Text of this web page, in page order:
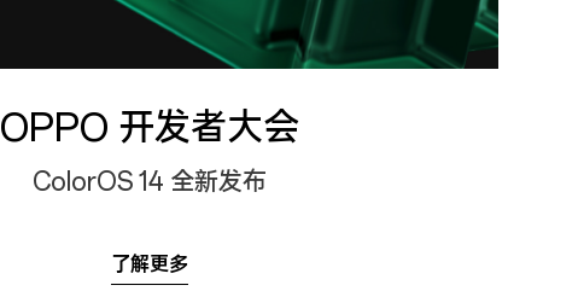
OPPO 开发者大会
ColorOS 14 全新发布
了解更多